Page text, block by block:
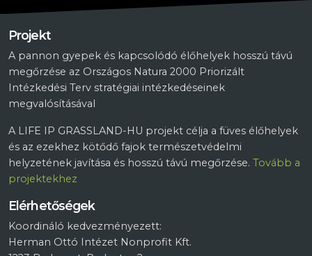
Projekt
A pannon gyepek és kapcsolódó élőhelyek hosszú távú
megőrzése az Országos Natura 2000 Priorizált
Intézkedési Terv stratégiai intézkedéseinek
megvalósításával
A LIFE IP GRASSLAND-HU projekt célja a füves élőhelyek
és az ezekhez kötődő fajok természetvédelmi
helyzetének javítása és hosszú távú megőrzése. Tovább a
projektekhez
Elérhetőségek
Koordináló kedvezményezett:
Herman Ottó Intézet Nonprofit Kft.